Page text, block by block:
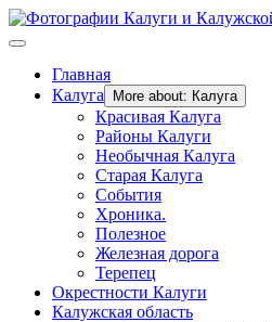
Главная
Калуга
More about: Калуга
Красивая Калуга
Районы Калуги
Необычная Калуга
Старая Калуга
События
Хроника.
Полезное
Железная дорога
Терепец
Окрестности Калуги
Калужская область